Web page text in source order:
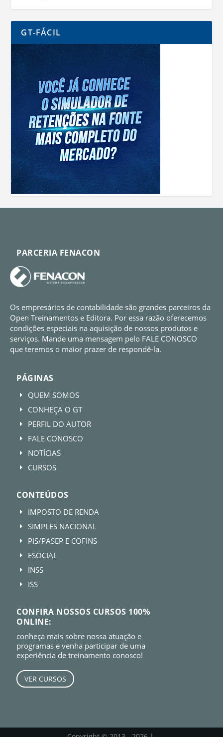
GT-FÁCIL
PARCERIA FENACON
Os empresários de contabilidade são grandes parceiros da
Open Treinamentos e Editora. Por essa razão oferecemos
condições especiais na aquisição de nossos produtos e
serviços. Mande uma mensagem pelo FALE CONOSCO
que teremos o maior prazer de respondê-la.
PÁGINAS
E QUEM SOMOS
E CONHEÇA O GT
E PERFIL DO AUTOR
E FALE CONOSCO
E NOTÍCIAS
E CURSOS
CONTEÚDOS
E IMPOSTO DE RENDA
E SIMPLES NACIONAL
E PIS/PASEP E COFINS
E ESOCIAL
E INSS
E ISS
CONFIRA NOSSOS CURSOS 100%
ONLINE:
conheça mais sobre nossa atuação e
programas e venha participar de uma
experiência de treinamento conosco!
VER CURSOS